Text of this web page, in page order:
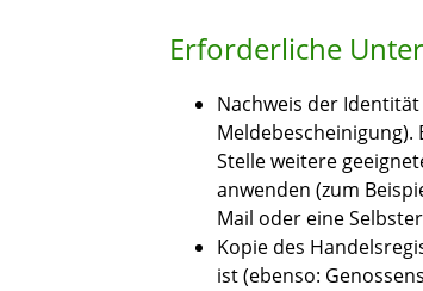
Erforderliche
Nachweis der
Stelle weitere
anwenden (zum
Mail oder eine
Kopie des
ist (ebenso: